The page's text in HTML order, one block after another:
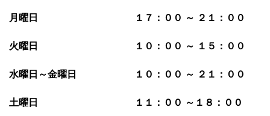
月曜日 １７：００ ～ ２１：００
火曜日 １０：００ ～ １５：００
水曜日～金曜日 １０：００ ～ ２１：００
土曜日 １１：００ ～１８：００